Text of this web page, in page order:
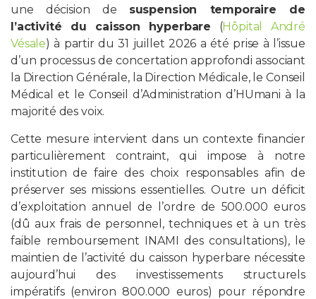
PROFESSIONNELS DE LA SANTÉ
JOBS ET STAGES
AUDITOIRES
071 92 11 11
une décision de suspension temporaire de
l’activité du caisson hyperbare (Hôpital André
Vésale) à partir du 31 juillet 2026 a été prise à l’issue
d’un processus de concertation approfondi associant
la Direction Générale, la Direction Médicale, le Conseil
Médical et le Conseil d’Administration d’HUmani à la
majorité des voix.
Cette mesure intervient dans un contexte financier
particulièrement contraint, qui impose à notre
institution de faire des choix responsables afin de
préserver ses missions essentielles. Outre un déficit
d’exploitation annuel de l’ordre de 500.000 euros
(dû aux frais de personnel, techniques et à un très
faible remboursement INAMI des consultations), le
maintien de l’activité du caisson hyperbare nécessite
aujourd’hui des investissements structurels
impératifs (environ 800.000 euros) pour répondre